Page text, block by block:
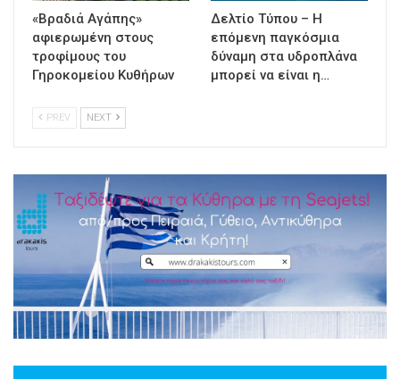
«Βραδιά Αγάπης»
αφιερωμένη στους
τροφίμους του
Γηροκομείου Κυθήρων
Δελτίο Τύπου – Η
επόμενη παγκόσμια
δύναμη στα υδροπλάνα
μπορεί να είναι η…
PREV NEXT